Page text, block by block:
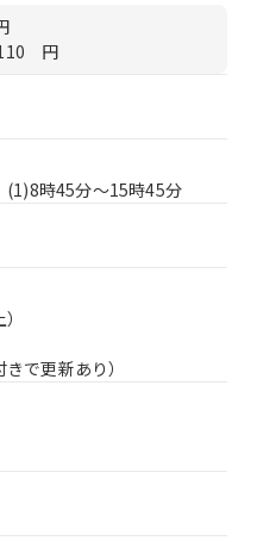
円
(1)8時45分〜15時45分
で更新あり）